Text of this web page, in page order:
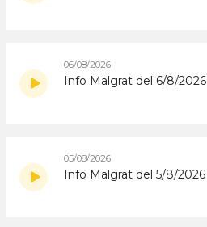
06/08/2026
Info Malgrat del 6/8/2026
05/08/2026
Info Malgrat del 5/8/2026